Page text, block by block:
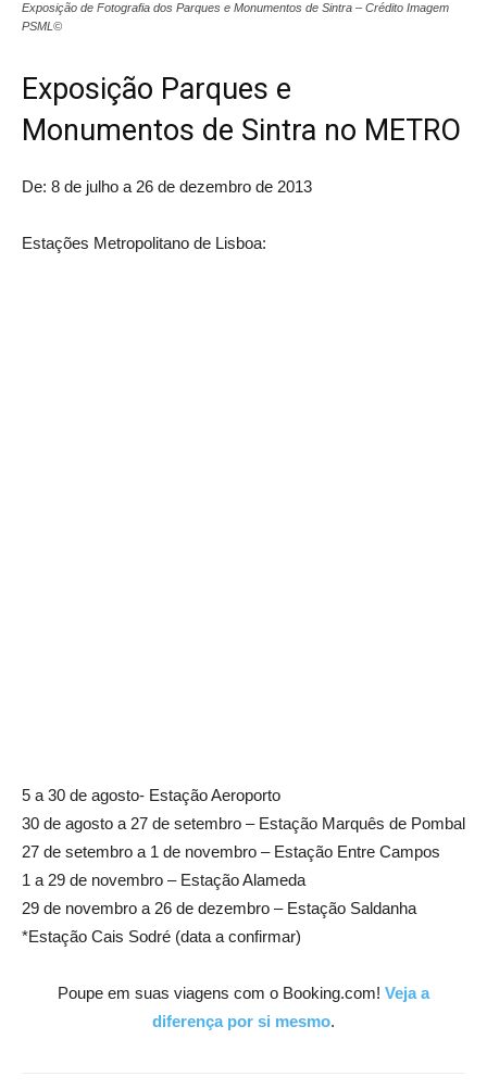
Exposição de Fotografia dos Parques e Monumentos de Sintra – Crédito Imagem
PSML©
Exposição Parques e
Monumentos de Sintra no METRO
De: 8 de julho a 26 de dezembro de 2013
Estações Metropolitano de Lisboa:
5 a 30 de agosto- Estação Aeroporto
30 de agosto a 27 de setembro – Estação Marquês de Pombal
27 de setembro a 1 de novembro – Estação Entre Campos
1 a 29 de novembro – Estação Alameda
29 de novembro a 26 de dezembro – Estação Saldanha
*Estação Cais Sodré (data a confirmar)
Poupe em suas viagens com o Booking.com! Veja a
diferença por si mesmo.